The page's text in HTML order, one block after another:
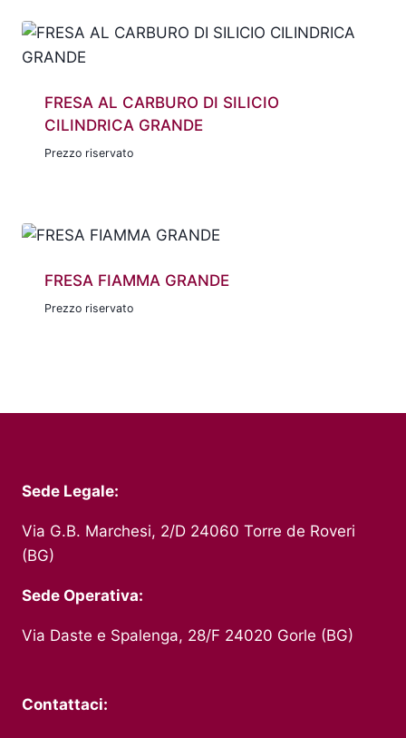
FRESA AL CARBURO DI SILICIO
CILINDRICA GRANDE
Prezzo riservato
FRESA FIAMMA GRANDE
Prezzo riservato
Sede Legale:
Via G.B. Marchesi, 2/D 24060 Torre de Roveri
(BG)
Sede Operativa:
Via Daste e Spalenga, 28/F 24020 Gorle (BG)
Contattaci: